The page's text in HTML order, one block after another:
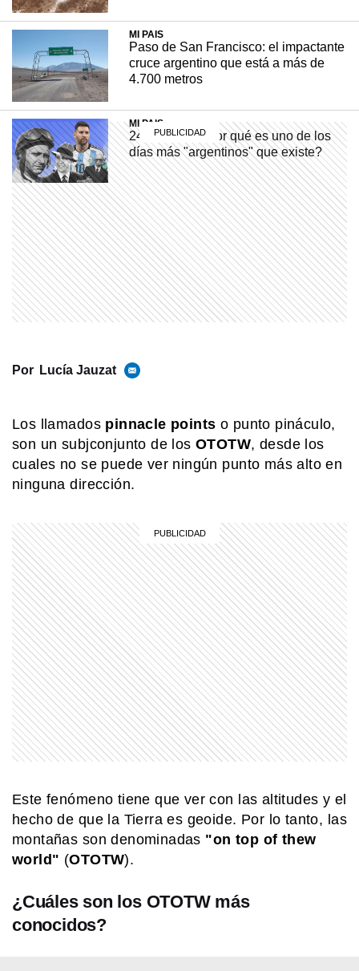
Por Lucía Jauzat
Los llamados pinnacle points o punto pináculo,
son un subjconjunto de losOTOTW, desde los
cuales no se puede ver ningún punto más alto en
ninguna dirección.
Este fenómeno tiene que ver con las altitudes y el
hecho de que la Tierra es geoide. Por lo tanto, las
montañas son denominadas "on top of thew
world" (OTOTW).
¿Cuáles son los OTOTW más
conocidos?
MI PAIS
Paso de San Francisco: el impactante
cruce argentino que está a más de
4.700 metros
MI PAIS
24 de junio: ¿Por qué es uno de los
días más "argentinos" que existe?
MI PAIS
Existe un pueblo argentino en Salta
que solo se puede visitar por vía
terrestre si pasás por Bolivia
MI PAIS
24 de junio: ¿Por qué es uno de los
cambió la historia de la transfusión
sanguínea
MI PAIS
¿Cuándo y dónde nació José de San
SABER MAS
Mar, golfo, bahía y estrecho: ¿cómo se
diferencian?
MI PAIS
24 de junio: la increíble coincidencia
entre Fangio y Sabato
MI PAIS
Conocé el nombre completo de
NATURALEZA
¿La montaña más alta está bajo el
agua?